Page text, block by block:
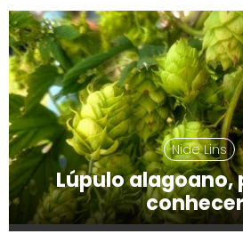
Nide Lins
Lúpulo alagoano,